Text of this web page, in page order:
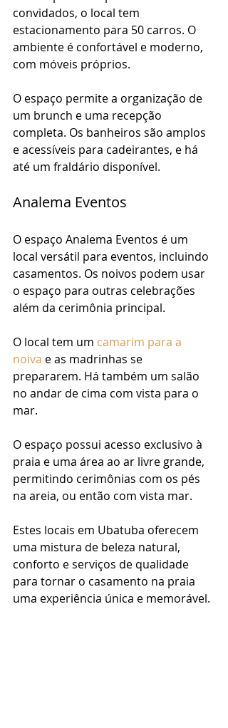
convidados, o local tem
estacionamento para 50 carros. O
ambiente é confortável e moderno,
com móveis próprios.
O espaço permite a organização de
um brunch e uma recepção
completa. Os banheiros são amplos
e acessíveis para cadeirantes, e há
até um fraldário disponível.
Analema Eventos
O espaço Analema Eventos é um
local versátil para eventos, incluindo
casamentos. Os noivos podem usar
o espaço para outras celebrações
além da cerimônia principal.
O local tem um camarim para a
noiva e as madrinhas se
prepararem. Há também um salão
no andar de cima com vista para o
mar.
O espaço possui acesso exclusivo à
praia e uma área ao ar livre grande,
permitindo cerimônias com os pés
na areia, ou então com vista mar.
Estes locais em Ubatuba oferecem
uma mistura de beleza natural,
conforto e serviços de qualidade
para tornar o casamento na praia
uma experiência única e memorável.